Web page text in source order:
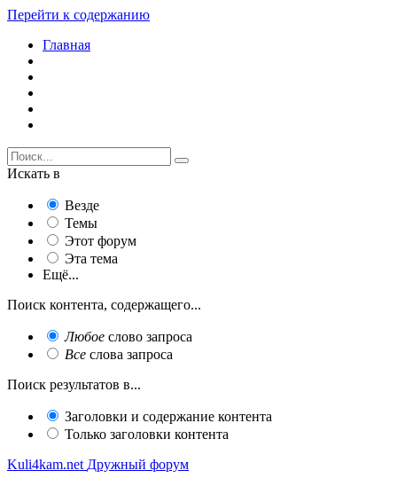
Перейти к содержанию
Главная
Искать в
Везде
Темы
Этот форум
Эта тема
Ещё...
Поиск контента, содержащего...
Любое слово запроса
Все слова запроса
Поиск результатов в...
Заголовки и содержание контента
Только заголовки контента
Kuli4kam.net Дружный форум